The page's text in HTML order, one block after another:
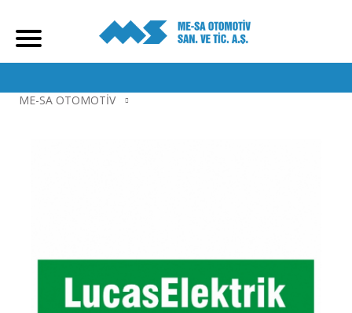
ME-SA OTOMOTİV